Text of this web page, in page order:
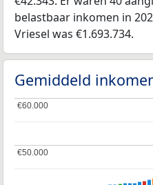
belastbaar inkomen in
Vriesel was €1.693.734.
Gemiddeld
€50.000
€50.000
€60.000
€60.000